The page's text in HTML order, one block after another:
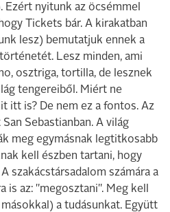
Ezért nyitunk az öcsémmel
Tickets bár. A kirakatban
lesz) bemutatjuk ennek a
Lesz minden, ami
osztriga, tortilla, de lesznek
tengereiből. Miért ne
itt is? De nem ez a fontos. Az
Sebastianban. A világ
meg egymásnak legtitkosabb
kell észben tartani, hogy
szakácstársadalom számára a
is az: "megosztani". Meg kell
a tudásunkat. Együtt